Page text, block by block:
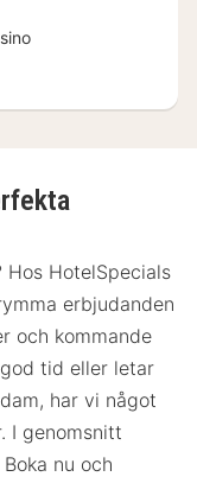
HotelSpecials
erbjudanden
och kommande
tid eller letar
har vi något
I genomsnitt
nu och